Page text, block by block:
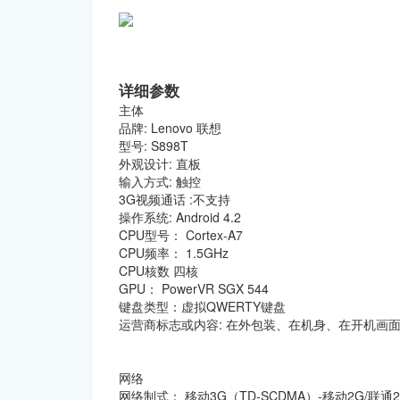
详细参数
主体
品牌: Lenovo 联想
型号: S898T
外观设计: 直板
输入方式: 触控
3G视频通话 :不支持
操作系统: Android 4.2
CPU型号： Cortex-A7
CPU频率： 1.5GHz
CPU核数 四核
GPU： PowerVR SGX 544
键盘类型：虚拟QWERTY键盘
运营商标志或内容: 在外包装、在机身、在开机画
网络
网络制式： 移动3G（TD-SCDMA）-移动2G/联通